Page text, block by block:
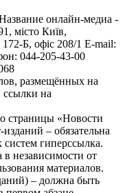
онлайн-медиа -
місто Київ,
Б, офіс 208/1 E-mail:
044-205-43-00
размещённых на
ссылки на
страницы «Новости
– обязательна
гиперссылка.
независимости от
материалов.
– должна быть